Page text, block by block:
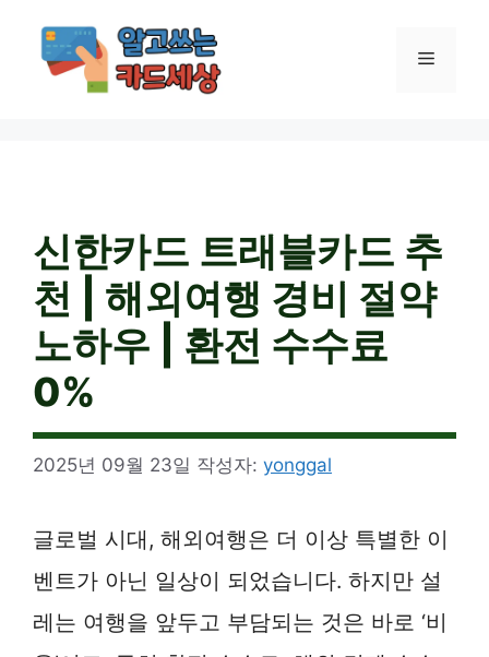
메
신한카드 트래블카드 추
천 | 해외여행 경비 절약
노하우 | 환전 수수료
0%
2025년 09월 23일 작성자: yonggal
글로벌 시대, 해외여행은 더 이상 특별한 이
벤트가 아닌 일상이 되었습니다. 하지만 설
레는 여행을 앞두고 부담되는 것은 바로 ‘비